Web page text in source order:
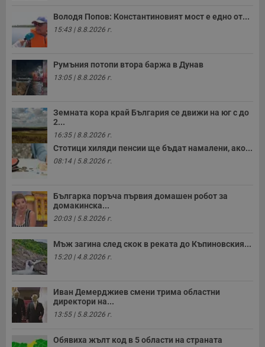
Володя Попов: Константиновият мост е едно от...
15:43 | 8.8.2026 г.
Румъния потопи втора баржа в Дунав
13:05 | 8.8.2026 г.
Земната кора край България се движи на юг с до
2...
16:35 | 8.8.2026 г.
Стотици хиляди пенсии ще бъдат намалени, ако...
08:14 | 5.8.2026 г.
Българка поръча първия домашен робот за
домакинска...
20:03 | 5.8.2026 г.
Мъж загина след скок в реката до Къпиновския...
15:20 | 4.8.2026 г.
Иван Демерджиев смени трима областни
директори на...
13:55 | 5.8.2026 г.
Обявиха жълт код в 5 области на страната